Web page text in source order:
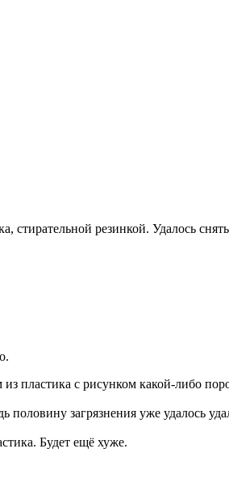
стирательной резинкой. Удалось снять
пластика с рисунком какой-либо
загрязнения уже удалось
Будет ещё хуже.